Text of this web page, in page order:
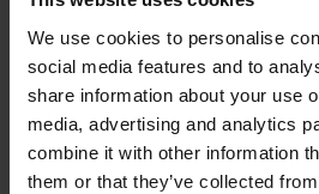
We use cookies to personalise
social media features and to
share information about your use
media, advertising and analytics
combine it with other information
them or that they’ve collected
Was Sie erwartet
Rechne mit einem mehrgängigen Menü,
Küche arbeitet mit lokalen Produzenten,
Dachgarten und gelegentlicher
und gleichzeitig freundlich. Zu den
gehören A5-Wagyu-Snacks, Krabben,